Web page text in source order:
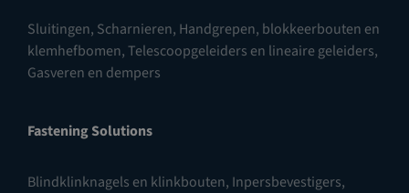
Sluitingen, Scharnieren, Handgrepen, blokkeerbouten en
klemhefbomen,Telescoopgeleiders en lineaire geleiders,
Gasveren en dempers
Fastening Solutions
Blindklinknagels en klinkbouten, Inpersbevestigers,